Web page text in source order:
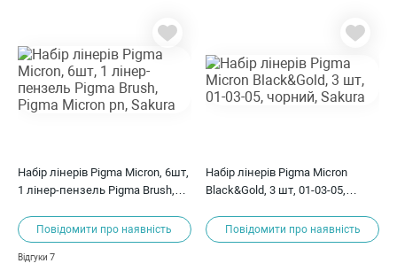
Набір лінерів Pigma Micron, 6шт,
1 лінер-пензель Pigma Brush,
Повідомити про наявність
Відгуки 7
Набір лінерів Pigma Micron
Black&Gold, 3 шт, 01-03-05,
Повідомити про наявність